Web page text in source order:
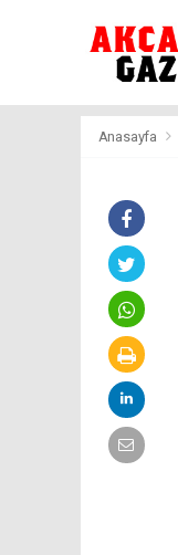
Anasayfa